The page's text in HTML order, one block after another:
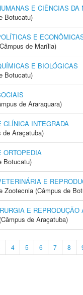
E CIÊNCIAS
Botucatu)
E
de Marília)
E BIOLÓGICAS
Botucatu)
de Araraquara)
CLÍNICA INTEGRADA
de Araçatuba)
ORTOPEDIA
Botucatu)
E
Zootecnia (Câmpus de
E REPRODUÇÃO
de Araçatuba)
4 5 6 7 8